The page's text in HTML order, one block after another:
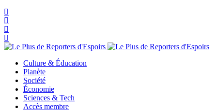
Culture & Éducation
Planète
Société
Économie
Sciences & Tech
Accès membre